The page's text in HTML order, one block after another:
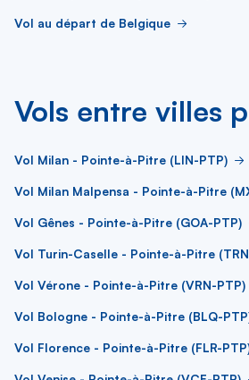
Vol au départ de Belgique
Vols entre villes
Vol Milan - Pointe-à-Pitre (LIN-PTP)
Vol Milan Malpensa - Pointe-à-Pitre
Vol Gênes - Pointe-à-Pitre (GOA-PTP)
Vol Turin-Caselle - Pointe-à-Pitre
Vol Vérone - Pointe-à-Pitre (VRN-PTP)
Vol Bologne - Pointe-à-Pitre (BLQ-
Vol Florence - Pointe-à-Pitre (FLR-